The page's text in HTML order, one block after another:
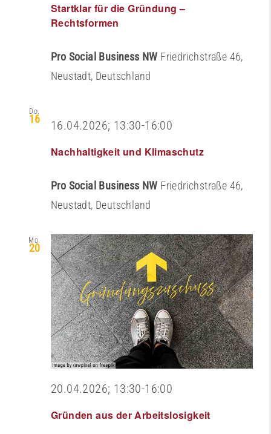
Startklar für die Gründung –
Rechtsformen
Pro Social Business NW Friedrichstraße 46,
Neustadt, Deutschland
Do.
16
Nachhaltigkeit und Klimaschutz
16.04.2026; 13:30-16:00
Pro Social Business NW Friedrichstraße 46,
Neustadt, Deutschland
Mo.
20
Gründen aus der Arbeitslosigkeit
20.04.2026; 13:30-16:00